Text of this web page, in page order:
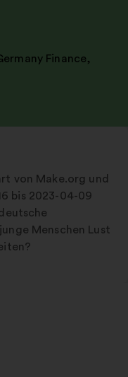
Finance,
von Make.org und
bis 2023-04-09
Menschen Lust